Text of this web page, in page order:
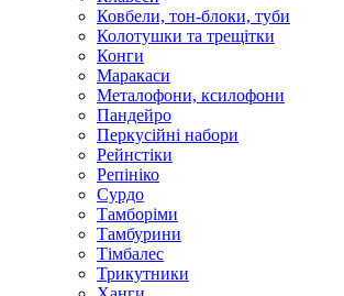
Ковбели, тон-блоки, туби
Колотушки та трещітки
Конги
Маракаси
Металофони, ксилофони
Пандейро
Перкусійні набори
Рейнстіки
Репініко
Сурдо
Тамборіми
Тамбурини
Тімбалес
Трикутники